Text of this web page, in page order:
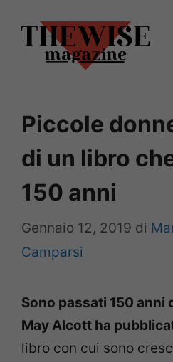
contenuto
Piccole
di un libro
150 anni
Gennaio 12, 2019 di
Camparsi
Sono passati 150 anni
May Alcott ha
libro con cui sono